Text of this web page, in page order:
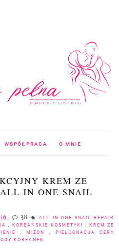
WSPÓŁPRACA O MNIE
KREM ZE
IN ONE SNAIL
38
ALL IN ONE SNAIL REPAIR
KOREAŃSKIE KOSMETYKI
KREM ZE
MIZON
PIELĘGNACJA CERY
KOREANEK